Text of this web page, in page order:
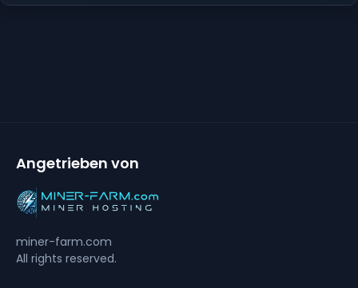
Angetrieben von
miner-farm.com
All rights reserved.